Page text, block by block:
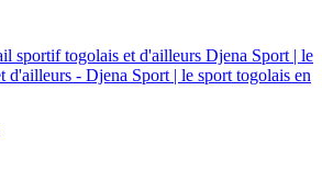
Djena Sport | le
d'ailleurs - Djena Sport | le sport togolais en